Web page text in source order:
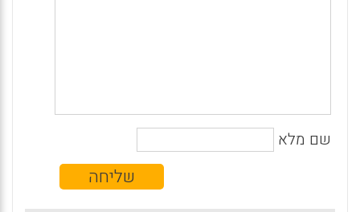
שם מלא